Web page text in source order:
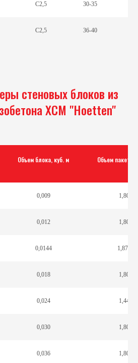
С2,5 30-35
С2,5 36-40
стеновых блоков из
ХСМ "Hoetten"
Объем блока, куб. м Объем пакета,
0,009 1,80
0,012 1,80
0,0144 1,872
0,018 1,80
0,024 1,44
0,030 1,80
0,036 1,80